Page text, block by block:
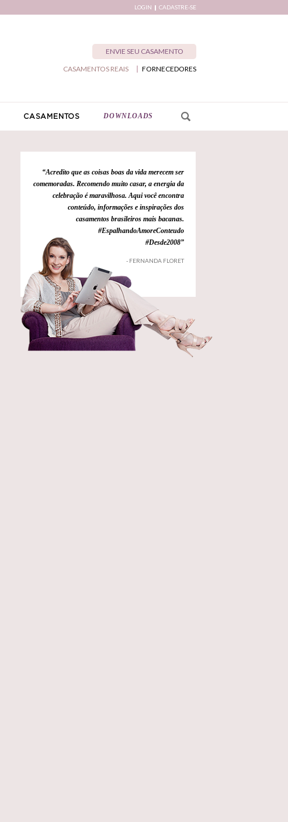
LOGIN CADASTRE-SE
ENVIE SEU CASAMENTO
FORNECEDORES
CASAMENTOS REAIS
CASAMENTOS DOWNLOADS
“Acredito que as coisas boas da vida merecem ser
comemoradas. Recomendo muito casar, a energia da
celebração é maravilhosa. Aqui você encontra
conteúdo, informações e inspirações dos
casamentos brasileiros mais bacanas.
#EspalhandoAmoreConteudo
#Desde2008”
- FERNANDA FLORET